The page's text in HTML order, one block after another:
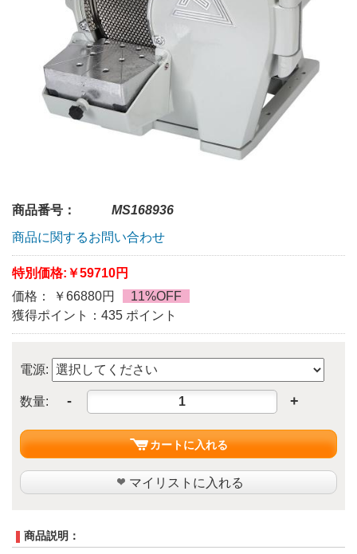
商品番号：
MS168936
商品に関するお問い合わせ
特別価格: ￥59710円
価格： ￥66880円
11%OFF
獲得ポイント：435 ポイント
電源:
数量: - +
カートに入れる
マイリストに入れる
商品説明：